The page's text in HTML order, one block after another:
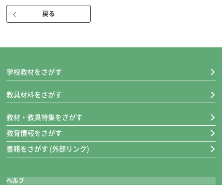
学校納入定価
戻る
学校教材をさがす
教具材料をさがす
教材・教具特集をさがす
教育情報をさがす
書籍をさがす (外部リンク)
ヘルプ